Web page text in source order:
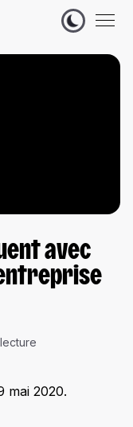
avec
mai 2020.